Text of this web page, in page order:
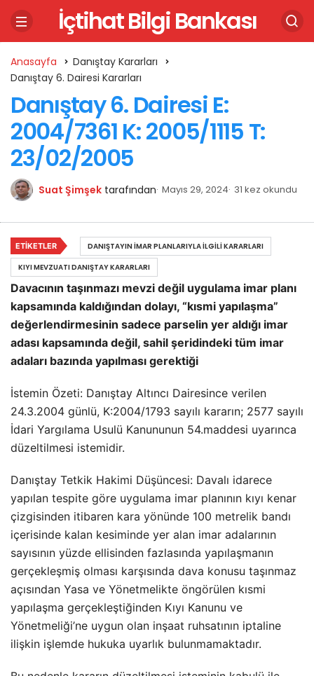
İçtihat Bilgi Bankası
Anasayfa
Danıştay Kararları
Danıştay 6. Dairesi Kararları
Danıştay 6. Dairesi E:
2004/7361 K: 2005/1115 T:
23/02/2005
Suat Şimşek tarafından Mayıs 29, 2024 31 kez okundu
Davacının taşınmazı mevzi değil uygulama imar planı
kapsamında kaldığından dolayı, “kısmi yapılaşma”
değerlendirmesinin sadece parselin yer aldığı imar
adası kapsamında değil, sahil şeridindeki tüm imar
adaları bazında yapılması gerektiği
İstemin Özeti: Danıştay Altıncı Dairesince verilen
24.3.2004 günlü, K:2004/1793 sayılı kararın; 2577 sayılı
İdari Yargılama Usulü Kanununun 54.maddesi uyarınca
düzeltilmesi istemidir.
Danıştay Tetkik Hakimi Düşüncesi: Davalı idarece
yapılan tespite göre uygulama imar planının kıyı kenar
çizgisinden itibaren kara yönünde 100 metrelik bandı
içerisinde kalan kesiminde yer alan imar adalarının
sayısının yüzde ellisinden fazlasında yapılaşmanın
gerçekleşmiş olması karşısında dava konusu taşınmaz
açısından Yasa ve Yönetmelikte öngörülen kısmi
yapılaşma gerçekleştiğinden Kıyı Kanunu ve
Yönetmeliği’ne uygun olan inşaat ruhsatının iptaline
ilişkin işlemde hukuka uyarlık bulunmamaktadır.
ETIKETLER
DANIŞTAYIN İMAR PLANLARIYLA İLGILI KARARLARI
KIYI MEVZUATI DANIŞTAY KARARLARI